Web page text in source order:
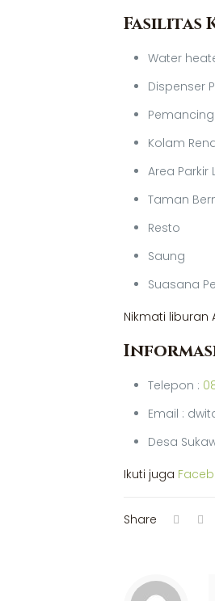
Fasilitas
Water
Dispenser
Kolam
Area Parkir
Taman
Resto
Saung
Suasana
Nikmati
Informasi
Telepon :
Email :
Desa
Ikuti juga
Share